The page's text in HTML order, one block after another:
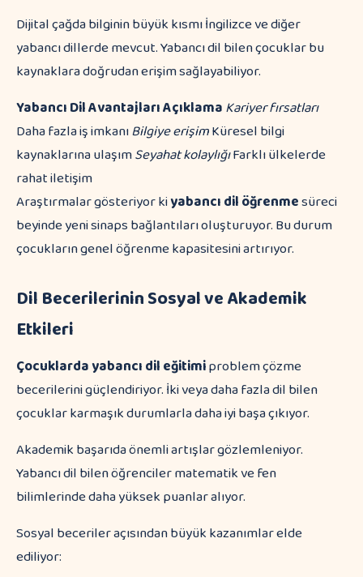
Dijital çağda bilginin büyük kısmı İngilizce ve diğer
yabancı dillerde mevcut. Yabancı dil bilen çocuklar bu
kaynaklara doğrudan erişim sağlayabiliyor.
Yabancı Dil AvantajlarıAçıklamaKariyer fırsatları
Daha fazla iş imkanıBilgiye erişimKüresel bilgi
kaynaklarına ulaşımSeyahat kolaylığıFarklı ülkelerde
rahat iletişim
Araştırmalar gösteriyor kiyabancı dil öğrenmesüreci
beyinde yeni sinaps bağlantıları oluşturuyor. Bu durum
çocukların genel öğrenme kapasitesini artırıyor.
Dil Becerilerinin Sosyal ve Akademik
Etkileri
Çocuklarda yabancı dil eğitimiproblem çözme
becerilerini güçlendiriyor. İki veya daha fazla dil bilen
çocuklar karmaşık durumlarla daha iyi başa çıkıyor.
Akademik başarıda önemli artışlar gözlemleniyor.
Yabancı dil bilen öğrenciler matematik ve fen
bilimlerinde daha yüksek puanlar alıyor.
Sosyal beceriler açısından büyük kazanımlar elde
ediliyor: